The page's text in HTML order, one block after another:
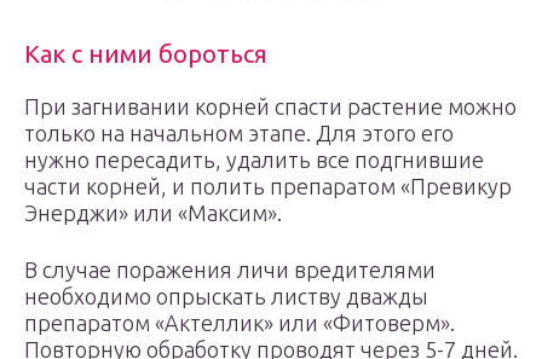
Как с ними бороться
При загнивании корней спасти растение можно
только на начальном этапе. Для этого его
нужно пересадить, удалить все подгнившие
части корней, и полить препаратом «Превикур
Энерджи» или «Максим».
В случае поражения личи вредителями
необходимо опрыскать листву дважды
препаратом «Актеллик» или «Фитоверм».
Повторную обработку проводят через 5-7 дней.